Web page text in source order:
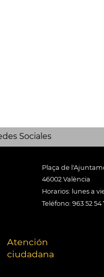
Sociales
Plaça de
46002 València
Horarios: lunes a
Teléfono: 963 52 54
Atención
ciudadana